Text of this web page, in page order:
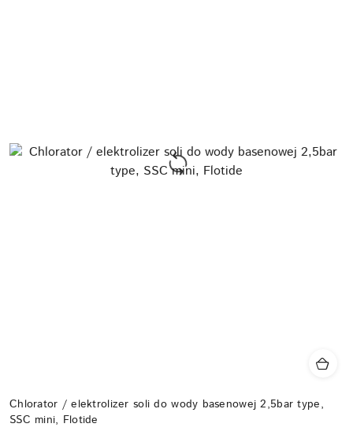
Chlorator / elektrolizer soli do wody basenowej 2,5bar type,
SSC mini, Flotide